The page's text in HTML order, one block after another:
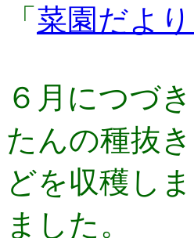
「 菜園だよ
６月につづ
たんの種抜
どを収穫し
ました。